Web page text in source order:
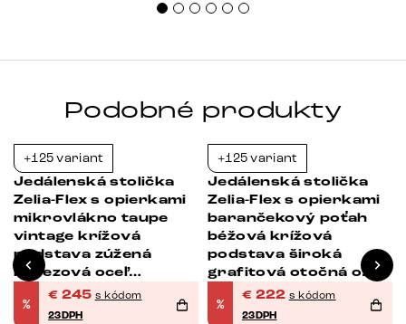
Podobné produkty
+125 variant
Jedálenská stolička
Zelia-Flex s opierkami
mikrovlákno taupe
vintage krížová
podstava zúžená
nerezová oceľ
vrecková pružina
%
€ 245 s kódom
23DPH
+125 variant
Jedálenská stolička
Zelia-Flex s opierkami
barančekový poťah
béžová krížová
podstava široká
grafitová otočná o
360° hojdacia funkcia
vrecková pružina
%
€ 222 s kódom
23DPH